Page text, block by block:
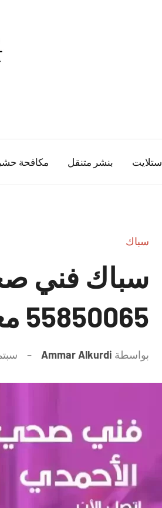
ستلايت بنشر متنقل مكافحة
سباك
سباك فني
55850065 معلم صحي تسليك مجاري
بواسطة Ammar Alkurdi سبتمبر